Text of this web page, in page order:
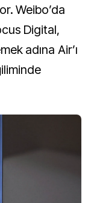
Weibo’da
Digital,
adına Air’ı